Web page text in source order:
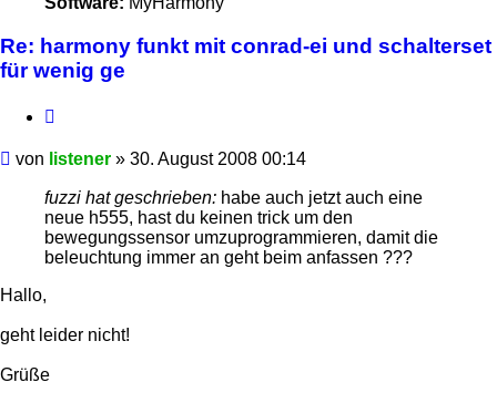
Re: harmony funkt mit conrad-ei und schalterset
für wenig ge
Beitrag
von listener » 30. August 2008 00:14
fuzzi hat geschrieben: habe auch jetzt auch eine
neue h555, hast du keinen trick um den
bewegungssensor umzuprogrammieren, damit die
beleuchtung immer an geht beim anfassen ???
Hallo,
geht leider nicht!
Grüße